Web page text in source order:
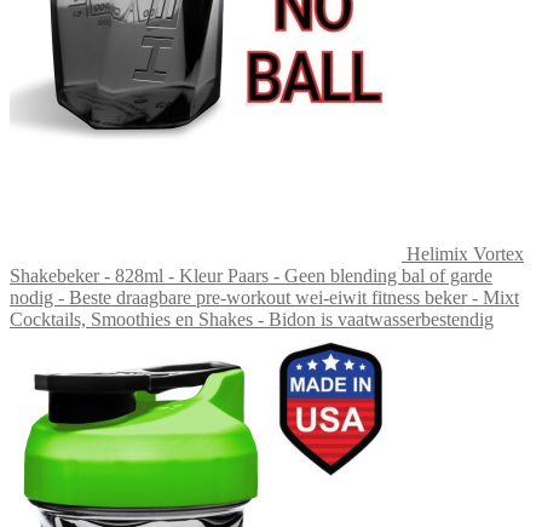
Helimix Vortex
Shakebeker - 828ml - Kleur Paars - Geen blending bal of garde
nodig - Beste draagbare pre-workout wei-eiwit fitness beker - Mixt
Cocktails, Smoothies en Shakes - Bidon is vaatwasserbestendig